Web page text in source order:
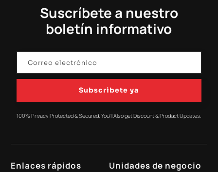
Suscríbete a nuestro
boletín informativo
Subscribete ya
100% Privacy Protected & Secured. You'll Also get Discount & Product Updates.
Enlaces rápidos Unidades de negocio